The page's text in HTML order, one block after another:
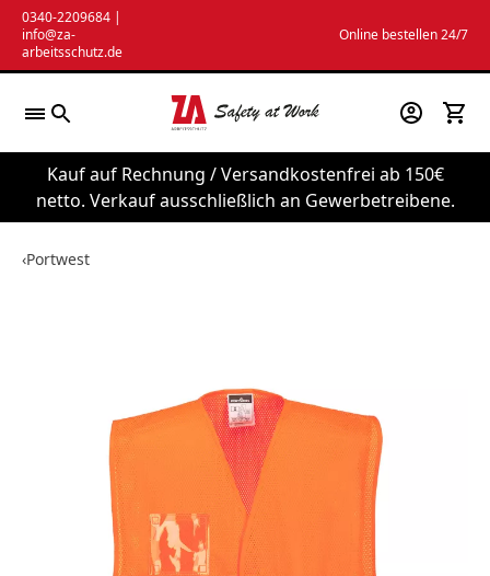
Zum
Inhalt
springen
0340-2209684 |
info@za-
arbeitsschutz.de
Online bestellen 24/7
Kauf auf Rechnung / Versandkostenfrei ab 150€
netto. Verkauf ausschließlich an Gewerbetreibene.
‹Portwest